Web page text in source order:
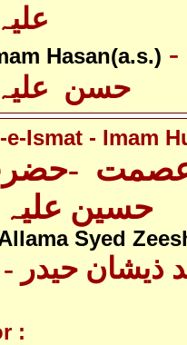
Hasan(a.s.) - امام
حسن علیہ
e-Ismat - Imam
-
حسین علیہ
Syed
- علامہ سیّد ذیشان حیدر
: